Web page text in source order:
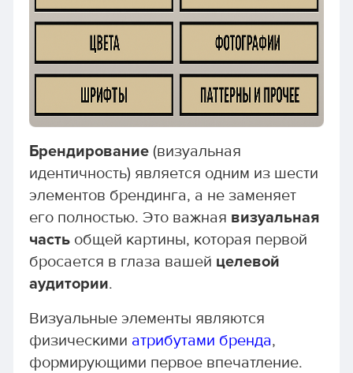
Брендирование(визуальная
идентичность) является одним из шести
элементов брендинга, а не заменяет
его полностью. Это важная визуальная
частьобщей картины, которая первой
бросается в глаза вашей целевой
аудитории.
Визуальные элементы являются
физическими атрибутами бренда,
формирующими первое впечатление.